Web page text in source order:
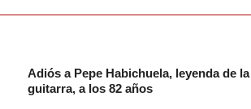
Adiós a Pepe Habichuela, leyenda de la
guitarra, a los 82 años